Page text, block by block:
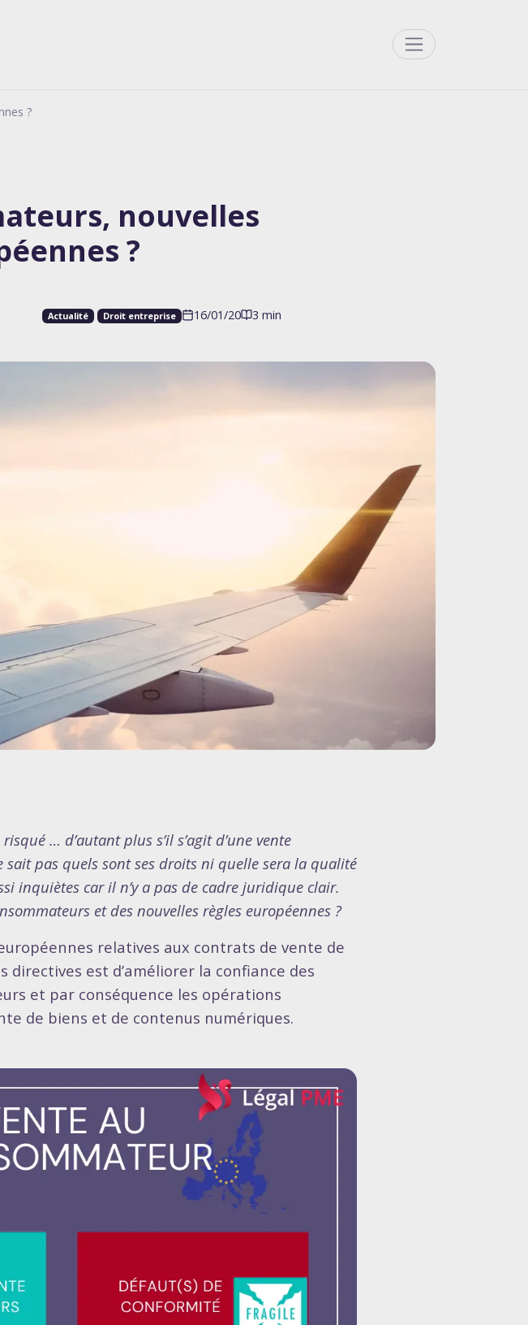
Menu
?
nouvelles
?
Actualité Droit entreprise 16/01/20 3 min
… d’autant plus s’il s’agit d’une vente
pas quels sont ses droits ni quelle sera la qualité
inquiètes car il n’y a pas de cadre juridique clair.
et des nouvelles règles européennes ?
relatives aux contrats de vente de
directives est d’améliorer la confiance des
et par conséquence les opérations
de biens et de contenus numériques.